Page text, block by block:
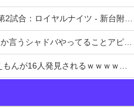
イツ - 新台附属！ロイヤルナイツうおおおおおおお
るのに公式に呼ばれない女「言うても忙しいし継続的には無理なんだろう」
16人発見されるｗｗｗｗｗｗｗｗｗ
、、、